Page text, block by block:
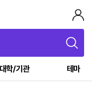
대학/기관 테마